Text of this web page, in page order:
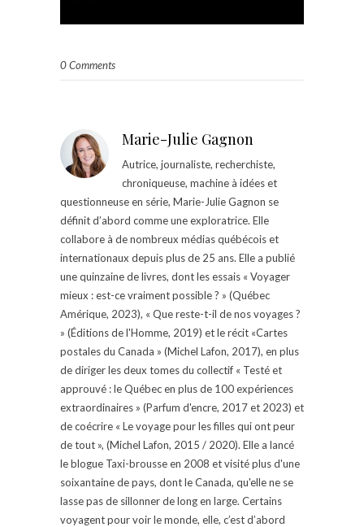
0 Comments
Marie-Julie Gagnon
Autrice, journaliste, recherchiste,
chroniqueuse, machine à idées et
questionneuse en série, Marie-Julie Gagnon se
définit d’abord comme une exploratrice. Elle
collabore à de nombreux médias québécois et
internationaux depuis plus de 25 ans. Elle a publié
une quinzaine de livres, dont les essais « Voyager
mieux : est-ce vraiment possible ? » (Québec
Amérique, 2023), « Que reste-t-il de nos voyages ?
» (Éditions de l'Homme, 2019) et le récit «Cartes
postales du Canada » (Michel Lafon, 2017), en plus
de diriger les deux tomes du collectif « Testé et
approuvé : le Québec en plus de 100 expériences
extraordinaires » (Parfum d'encre, 2017 et 2023) et
de coécrire « Le voyage pour les filles qui ont peur
de tout », (Michel Lafon, 2015 / 2020). Elle a lancé
le blogue Taxi-brousse en 2008 et visité plus d'une
soixantaine de pays, dont le Canada, qu'elle ne se
lasse pas de sillonner de long en large. Certains
voyagent pour voir le monde, elle, c’est d’abord